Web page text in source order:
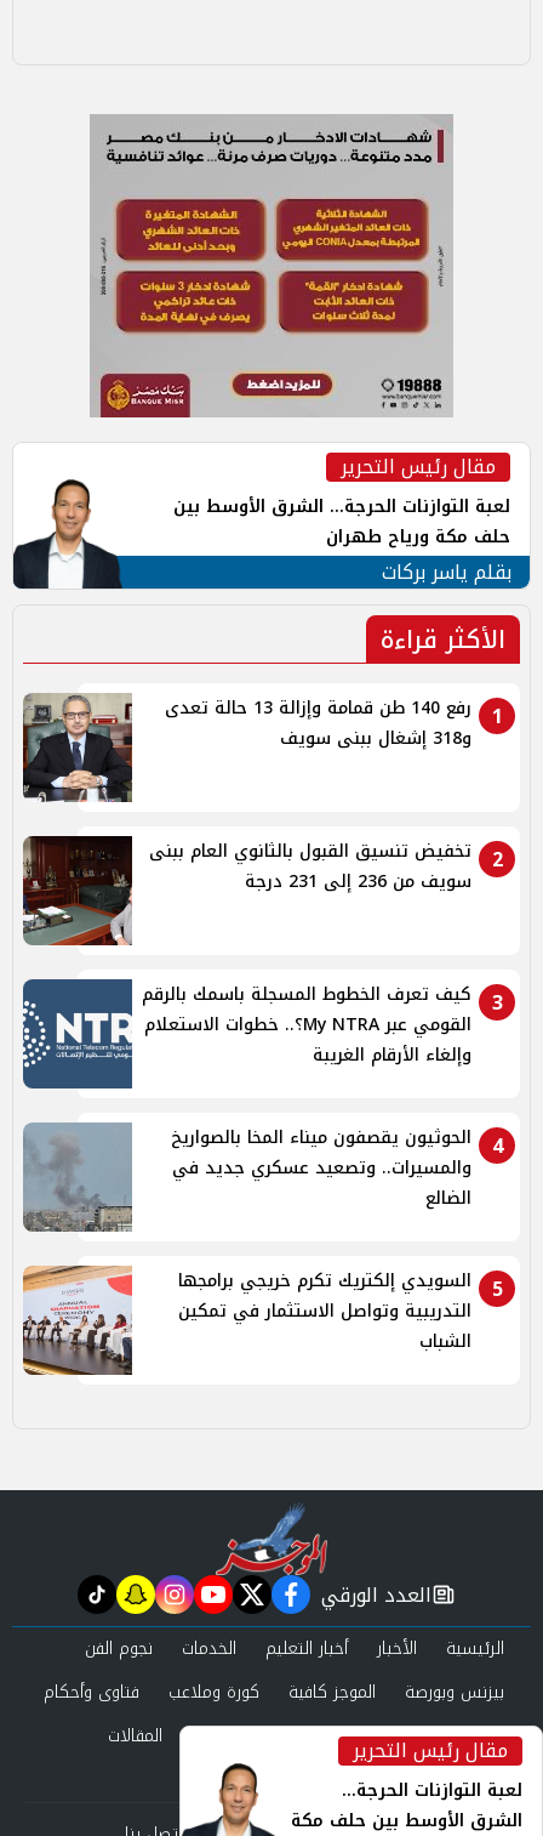
مقال رئيس التحرير
لعبة التوازنات الحرجة... الشرق الأوسط بين
حلف مكة ورياح طهران
بقلم ياسر بركات
الأكثر قراءة
1
رفع 140 طن قمامة وإزالة 13 حالة تعدى
و318 إشغال ببنى سويف
2
تخفيض تنسيق القبول بالثانوي العام ببنى
سويف من 236 إلى 231 درجة
3
كيف تعرف الخطوط المسجلة باسمك بالرقم
القومي عبر My NTRA؟.. خطوات الاستعلام
وإلغاء الأرقام الغريبة
4
الحوثيون يقصفون ميناء المخا بالصواريخ
والمسيرات.. وتصعيد عسكري جديد في
الضالع
5
السويدي إلكتريك تكرم خريجي برامجها
التدريبية وتواصل الاستثمار في تمكين
الشباب
مقال رئيس التحرير
لعبة التوازنات الحرجة...
الشرق الأوسط بين حلف مكة
newspaper
العدد الورقي facebook
twitter
youtube
instagram
snapchat
tiktok
الرئيسية الأخبار أخبار التعليم الخدمات
نجوم الفن
بيزنس وبورصة
الموجز كافية كورة وملاعب
فتاوى وأحكام
صحة وجمال
عرب وعالم حوادث ومحاكم
المقالات
العدد الورقي